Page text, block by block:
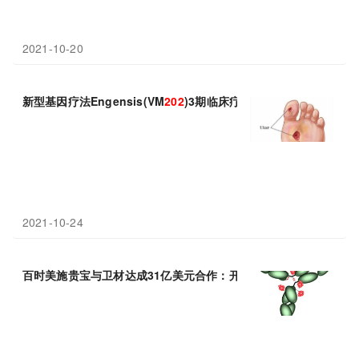
2021-10-20
新型基因疗法Engensis(VM202)3期临床疗效显著：有效愈合伤口!
2021-10-24
百时美施贵宝与卫材达成31亿美元合作：开发MORAb-202!